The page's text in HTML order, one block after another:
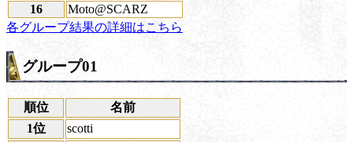
16
Moto@SCARZ
各グループ結果の詳細はこちら
グループ01
順位
名前
1位
scotti